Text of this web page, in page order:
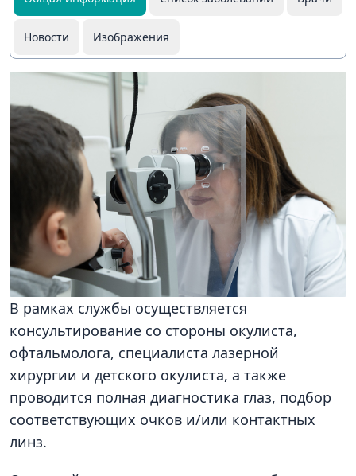
Новости Изображения
В рамках службы осуществляется
консультирование со стороны окулиста,
офтальмолога, специалиста лазерной
хирургии и детского окулиста, а также
проводится полная диагностика глаз, подбор
соответствующих очков и/или контактных
линз.